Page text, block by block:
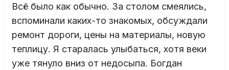
Всё было как обычно. За столом смеялись,
вспоминали каких-то знакомых, обсуждали
ремонт дороги, цены на материалы, новую
теплицу. Я старалась улыбаться, хотя веки
уже тянуло вниз от недосыпа. Богдан